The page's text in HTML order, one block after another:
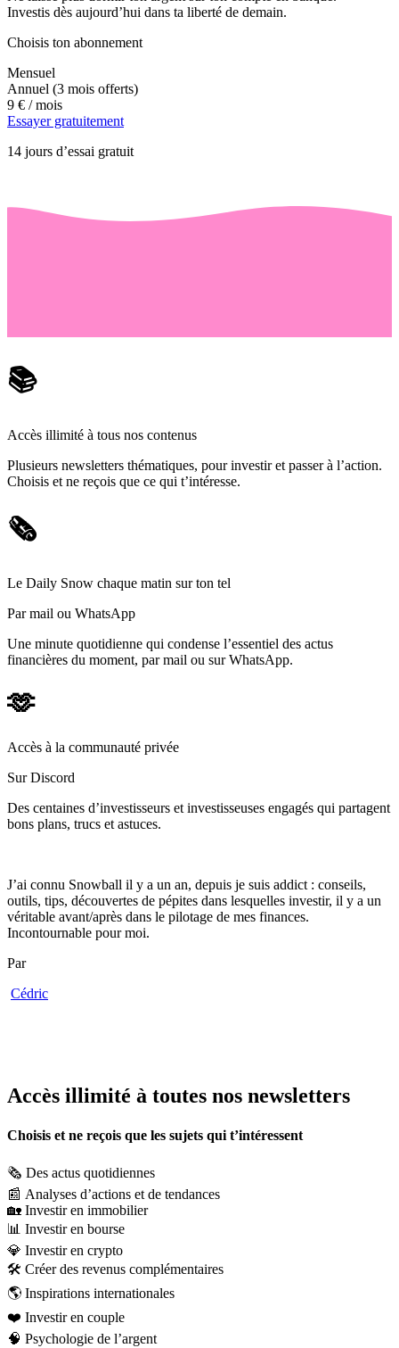
Investis dès aujourd’hui dans ta liberté de demain.
Choisis ton abonnement
Mensuel
Annuel (3 mois offerts)
9 € / mois
Essayer gratuitement
14 jours d’essai gratuit
📚
Accès illimité à tous nos contenus
Plusieurs newsletters thématiques, pour investir et passer à l’action.
Choisis et ne reçois que ce qui t’intéresse.
🗞️
Le Daily Snow chaque matin sur ton tel
Par mail ou WhatsApp
Une minute quotidienne qui condense l’essentiel des actus
financières du moment, par mail ou sur WhatsApp.
🫶
Accès à la communauté privée
Sur Discord
Des centaines d’investisseurs et investisseuses engagés qui partagent
bons plans, trucs et astuces.
J’ai connu Snowball il y a un an, depuis je suis addict : conseils,
outils, tips, découvertes de pépites dans lesquelles investir, il y a un
véritable avant/après dans le pilotage de mes finances.
Incontournable pour moi.
Par
Cédric
Accès illimité à toutes nos newsletters
Choisis et ne reçois que les sujets qui t’intéressent
🗞️ Des actus quotidiennes
📰 Analyses d’actions et de tendances
🏡 Investir en immobilier
📊 Investir en bourse
💎 Investir en crypto
🛠️ Créer des revenus complémentaires
🌎 Inspirations internationales
❤️ Investir en couple
🧠 Psychologie de l’argent